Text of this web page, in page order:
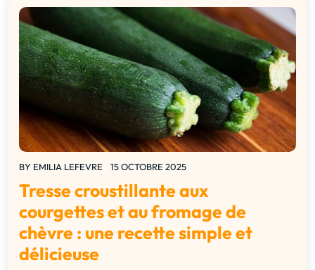
BY EMILIA LEFEVRE 15 OCTOBRE 2025
Tresse croustillante aux
courgettes et au fromage de
chèvre : une recette simple et
délicieuse